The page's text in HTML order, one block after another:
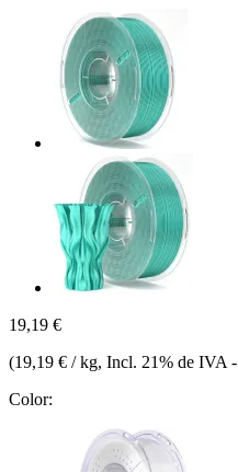
19,19 €
(19,19 € / kg, Incl. 21% de IVA -
Color: